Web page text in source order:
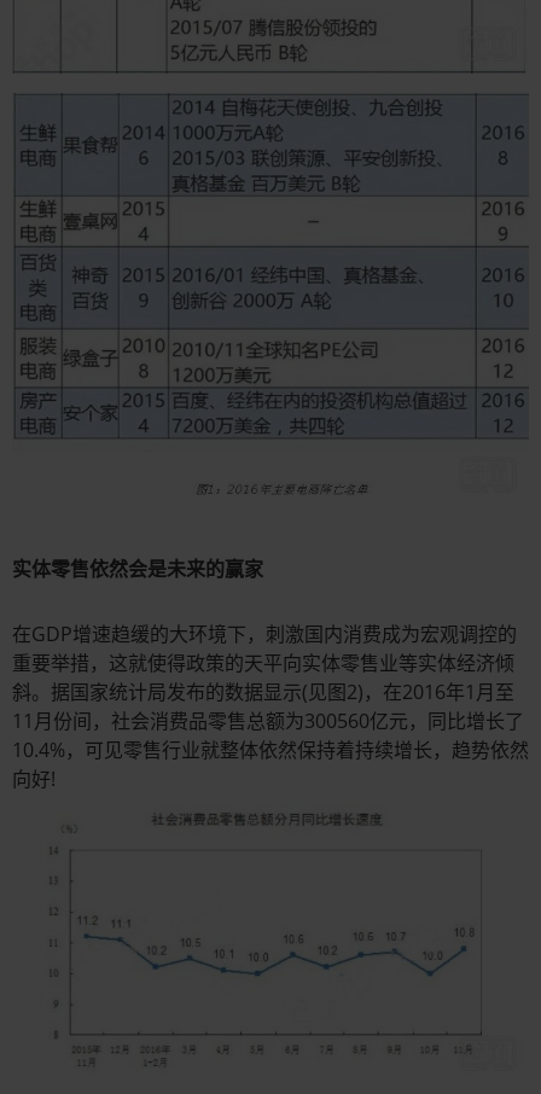
实体零售依然会是未来的赢家
在GDP增速趋缓的大环境下，刺激国内消费成为宏观调控的
重要举措，这就使得政策的天平向实体零售业等实体经济倾
斜。据国家统计局发布的数据显示(见图2)，在2016年1月至
11月份间，社会消费品零售总额为300560亿元，同比增长了
10.4%，可见零售行业就整体依然保持着持续增长，趋势依然
向好!